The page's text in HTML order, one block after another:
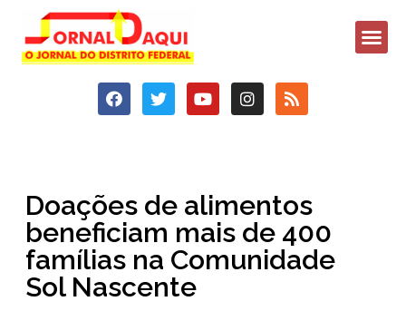
Doações de alimentos
beneficiam mais de 400
famílias na Comunidade
Sol Nascente